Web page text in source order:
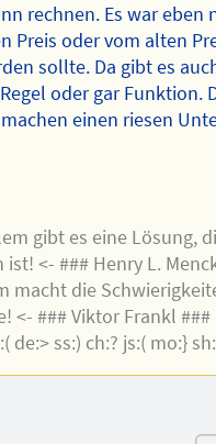
rechnen. Es war eben
Preis oder vom alten
sollte. Da gibt es
oder gar Funktion.
einen riesen
gibt es eine Lösung,
<- ### Henry L.
macht die
<- ### Viktor Frankl ###
de:> ss:) ch:? js:( mo:}